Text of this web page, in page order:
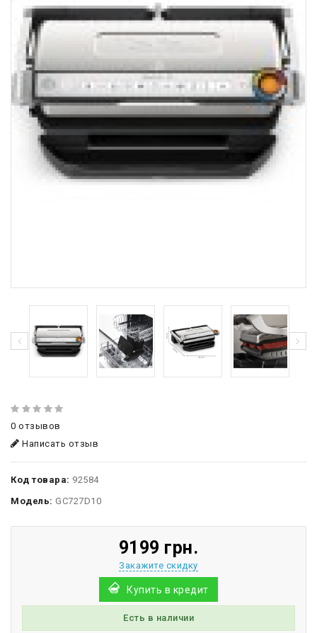
0 отзывов
Написать отзыв
Код товара: 92584
Модель: GC727D10
9199 грн.
Закажите скидку
Купить в кредит
Есть в наличии